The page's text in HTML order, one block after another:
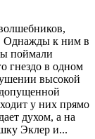
Однажды к ним в
поймали
гнездо в одном
высокой
допущенной
у них прямо
духом, а на
Эклер и...